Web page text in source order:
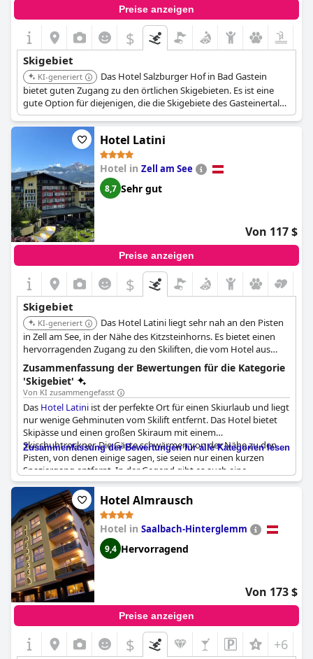
Preise anzeigen
$
Skigebiet
KI-generiert
Das Hotel Salzburger Hof in Bad Gastein
bietet guten Zugang zu den örtlichen Skigebieten. Es ist eine
gute Option für diejenigen, die die Skigebiete des Gasteinertals
erkunden möchten.
Hotel Latini
Hotel in Zell am See
8,7 Sehr gut
Von 117 $
Preise anzeigen
$
Skigebiet
KI-generiert
Das Hotel Latini liegt sehr nah an den Pisten
in Zell am See, in der Nähe des Kitzsteinhorns. Es bietet einen
hervorragenden Zugang zu den Skiliften, die vom Hotel aus
leicht erreichbar sind.
Zusammenfassung der Bewertungen für die Kategorie
'Skigebiet'
Von KI zusammengefasst
Das Hotel Latini ist der perfekte Ort für einen Skiurlaub und liegt
nur wenige Gehminuten vom Skilift entfernt. Das Hotel bietet
Skipässe und einen großen Skiraum mit einem
Skischuhtrockner. Die Gäste schwärmen von der Nähe zu den
Pisten, von denen einige sagen, sie seien nur einen kurzen
Spaziergang entfernt. In der Gegend gibt es auch eine
fantastische Après-Ski-Szene mit einer Bar gleich nebenan.
Skifahrer werden den einfachen Zugang zur Areitbahn und zum
Kitzsteinhorn schätzen, die beide nur eine kurze Autofahrt
entfernt sind. Das hoteleigene Restaurant wird für seine
qualitativ hochwertigen Mahlzeiten hoch gelobt und die Gäste
schätzen die Nähe zur Skistation und den Liften. Alles in allem ist
dasHotel Latini eine gute Wahl für Skifahrer, die eine günstige
Lage und ausgezeichnete Annehmlichkeiten suchen.
Zusammenfassung der Bewertungen für alle Kategorien lesen
Hotel Almrausch
Hotel in Saalbach-Hinterglemm
9,4 Hervorragend
Von 173 $
Preise anzeigen
$ +6